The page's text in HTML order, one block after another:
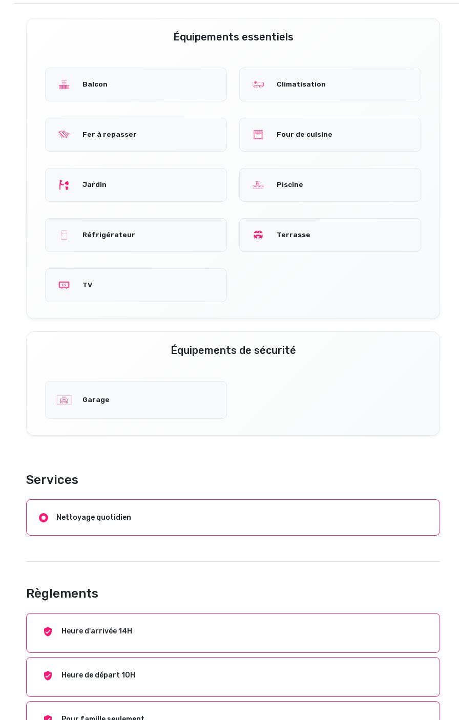
Équipements essentiels
Balcon Climatisation
Fer à repasser Four de cuisine
Jardin Piscine
Réfrigérateur Terrasse
TV
Équipements de sécurité
Garage
Services
Nettoyage quotidien
Règlements
Heure d'arrivée 14H
Heure de départ 10H